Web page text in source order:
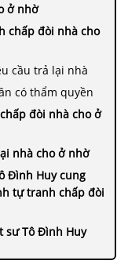
ở nhờ
chấp đòi nhà cho
cầu trả lại nhà
có thẩm quyền
đòi nhà cho ở
nhà cho ở nhờ
Đình Huy cung
tự tranh chấp đòi
sư Tô Đình Huy